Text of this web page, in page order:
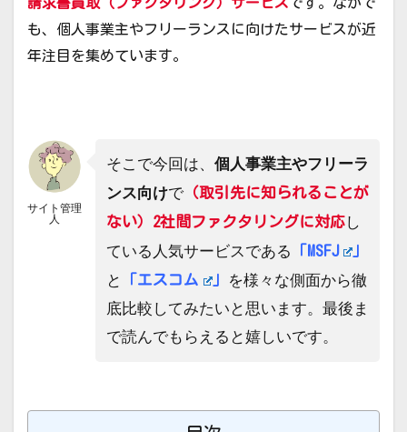
も、個人事業主やフリーランスに向けたサービスが近
年注目を集めています。
サイト管理
人
そこで今回は、 個人事業主やフリーラ
ンス向けで （取引先に知られることが
ない）2社間ファクタリングに対応し
ている人気サービスである
「 MSFJ
と
「エスコム
を様々な側面から徹
底比較してみたいと思います。最後ま
で読んでもらえると嬉しいです。